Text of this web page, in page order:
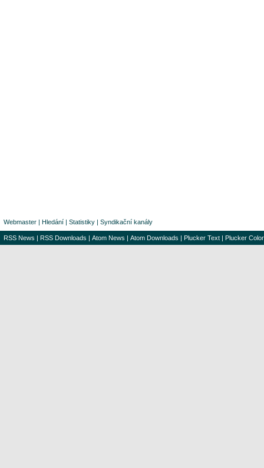
Webmaster | Hledání | Statistiky | Syndikační kanály
RSS News | RSS Downloads | Atom News | Atom Downloads | Plucker Text | Plucker Color